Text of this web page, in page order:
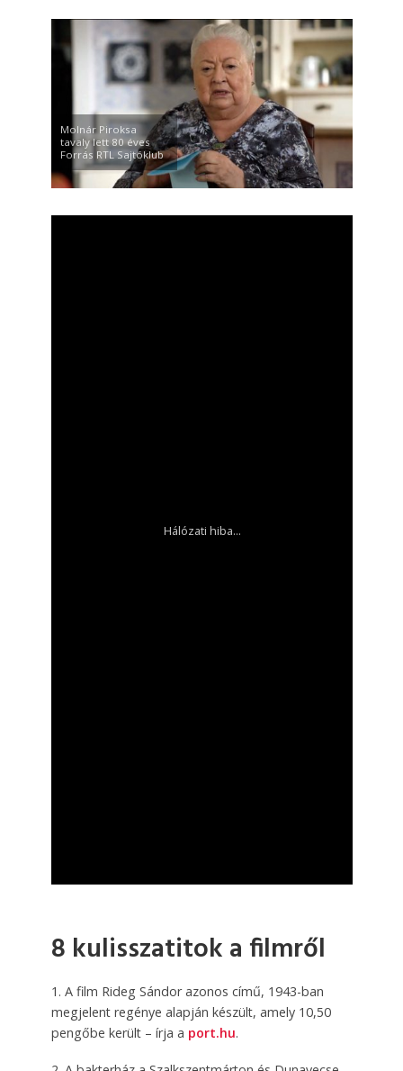
Molnár Piroksa
tavaly lett 80 éves
Forrás RTL Sajtóklub
8 kulisszatitok a filmről
1. A film Rideg Sándor azonos című, 1943-ban
megjelent regénye alapján készült, amely 10,50
pengőbe került – írja a port.hu.